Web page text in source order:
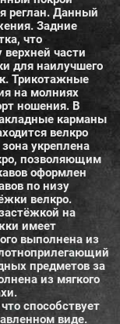
реглан. Данный
Задние
что
части
для наилучшего
Трикотажные
на молниях
ношения. В
карманы
велкро
укреплена
позволяющим
оформлен
по низу
велкро.
на
имеет
выполнена из
предметов за
из мягкого
способствует
виде.